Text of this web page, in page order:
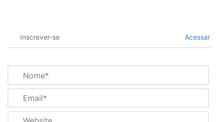
Inscrever-se Acessar
m
*a